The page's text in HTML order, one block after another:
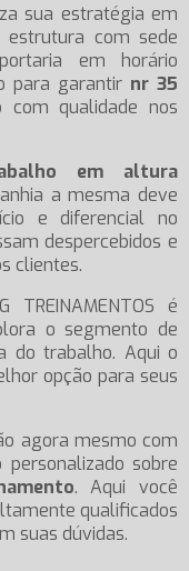
sua estratégia em
estrutura com sede
em horário
para garantir nr 35
com qualidade nos
em altura
a mesma deve
e diferencial no
despercebidos e
clientes.
é
o segmento de
do trabalho. Aqui o
opção para seus
agora mesmo com
sobre
. Aqui você
qualificados
suas dúvidas.